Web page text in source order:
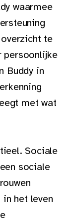
waarmee
te
persoonlijke
Buddy in
met wat
Sociale
sociale
het leven